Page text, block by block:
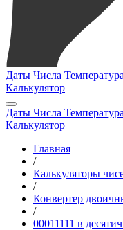
Даты Числа Температура
Калькулятор
Даты Числа Температура
Калькулятор
Главная
/
Калькуляторы
/
Конвертер
/
00011111 в